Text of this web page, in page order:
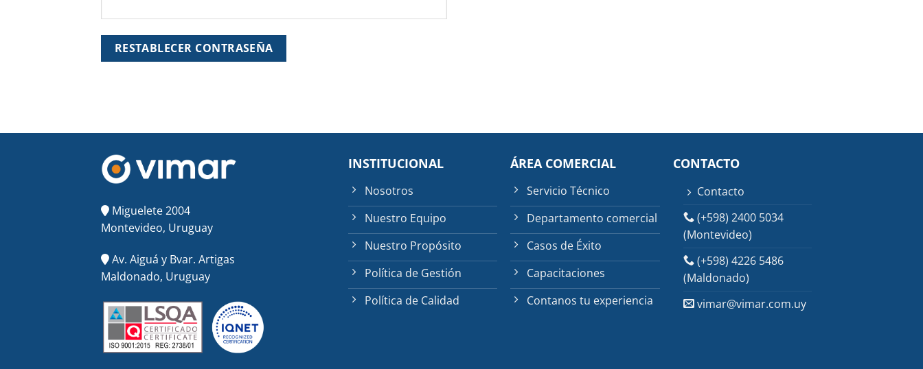
RESTABLECER CONTRASEÑA
Miguelete 2004
Montevideo, Uruguay
Av. Aiguá y Bvar. Artigas
Maldonado, Uruguay
INSTITUCIONAL
Nosotros
Nuestro Equipo
Nuestro Propósito
Política de Gestión
Política de Calidad
ÁREA COMERCIAL
Servicio Técnico
Departamento comercial
Casos de Éxito
Capacitaciones
Contanos tu experiencia
CONTACTO
Contacto
(+598) 2400 5034
(Montevideo)
(+598) 4226 5486
(Maldonado)
vimar@vimar.com.uy